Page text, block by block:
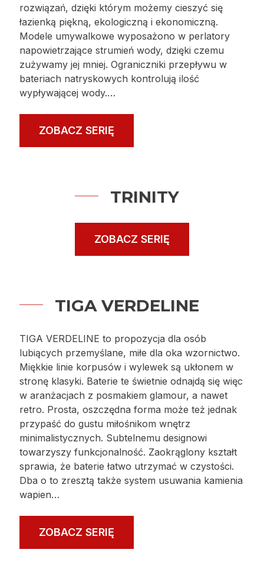
VITTO VERDELINE
Ekologiczne baterie dbają nie tylko o środowisko,
w domowym budżecie. Baterie z kolekcji VITTO
VERDELINE są przykładem zastosowania
Modele umywalkowe wyposażono w perlatory
napowietrzające strumień wody, dzięki czemu
zużywamy jej mniej. Ograniczniki przepływu w
bateriach natryskowych kontrolują ilość
TRINITY
ZOBACZ SERIĘ
TIGA VERDELINE
TIGA VERDELINE to propozycja dla osób
stronę klasyki. Baterie te świetnie odnajdą się więc
w aranżacjach z posmakiem glamour, a nawet